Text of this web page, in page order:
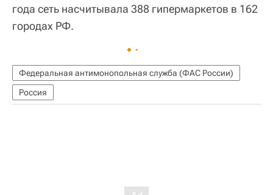
года сеть насчитывала 388 гипермаркетов в 162
городах РФ.
Федеральная антимонопольная служба (ФАС России)
Россия